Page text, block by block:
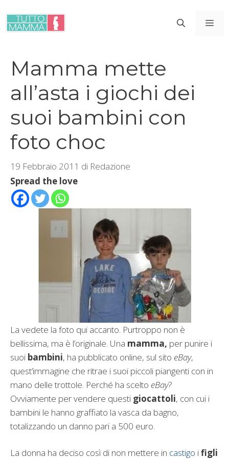
contenuto
Mamma mette
all’asta i giochi dei
suoi bambini con
foto choc
19 Febbraio 2011 di Redazione
Spread the love
La vedete la foto qui accanto. Purtroppo non è
bellissima, ma è l’originale. Una mamma, per punire i
suoi bambini, ha pubblicato online, sul sito eBay,
quest’immagine che ritrae i suoi piccoli piangenti con in
mano delle trottole. Perché ha scelto eBay?
Ovviamente per vendere questi giocattoli, con cui i
bambini le hanno graffiato la vasca da bagno,
totalizzando un danno pari a 500 euro.
La donna ha deciso così di non mettere in castigo ifigli